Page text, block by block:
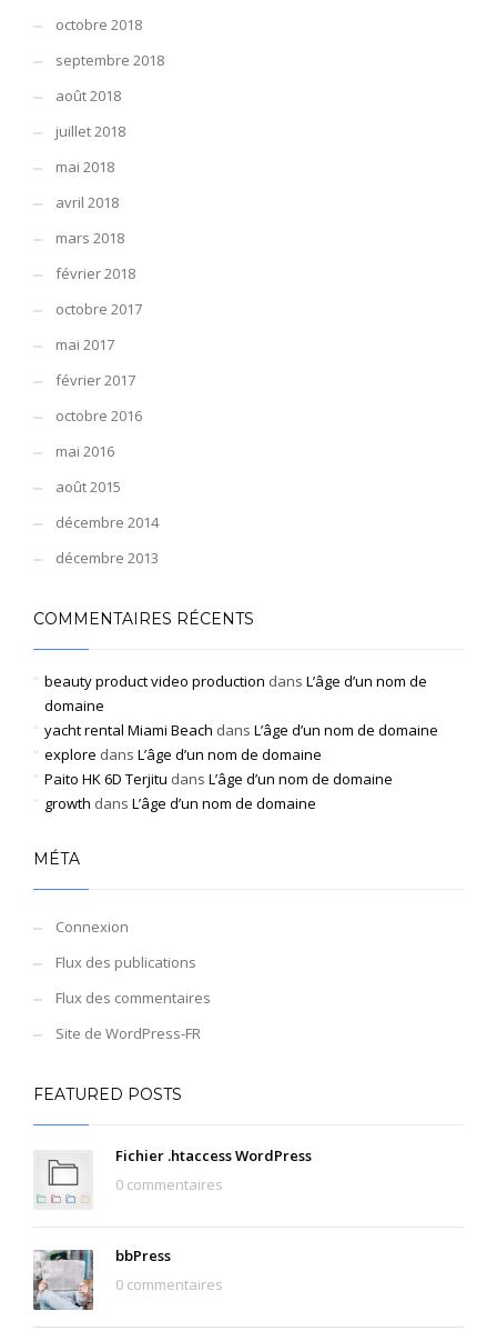
octobre 2018
septembre 2018
août 2018
juillet 2018
mai 2018
avril 2018
mars 2018
février 2018
octobre 2017
mai 2017
février 2017
octobre 2016
mai 2016
août 2015
décembre 2014
décembre 2013
COMMENTAIRES RÉCENTS
beauty product video production dans L’âge d’un nom de
domaine
yacht rental Miami Beach dans L’âge d’un nom de domaine
explore dans L’âge d’un nom de domaine
Paito HK 6D Terjitu dans L’âge d’un nom de domaine
growth dans L’âge d’un nom de domaine
MÉTA
Connexion
Flux des publications
Flux des commentaires
Site de WordPress-FR
FEATURED POSTS
Fichier .htaccess WordPress
0 commentaires
bbPress
0 commentaires